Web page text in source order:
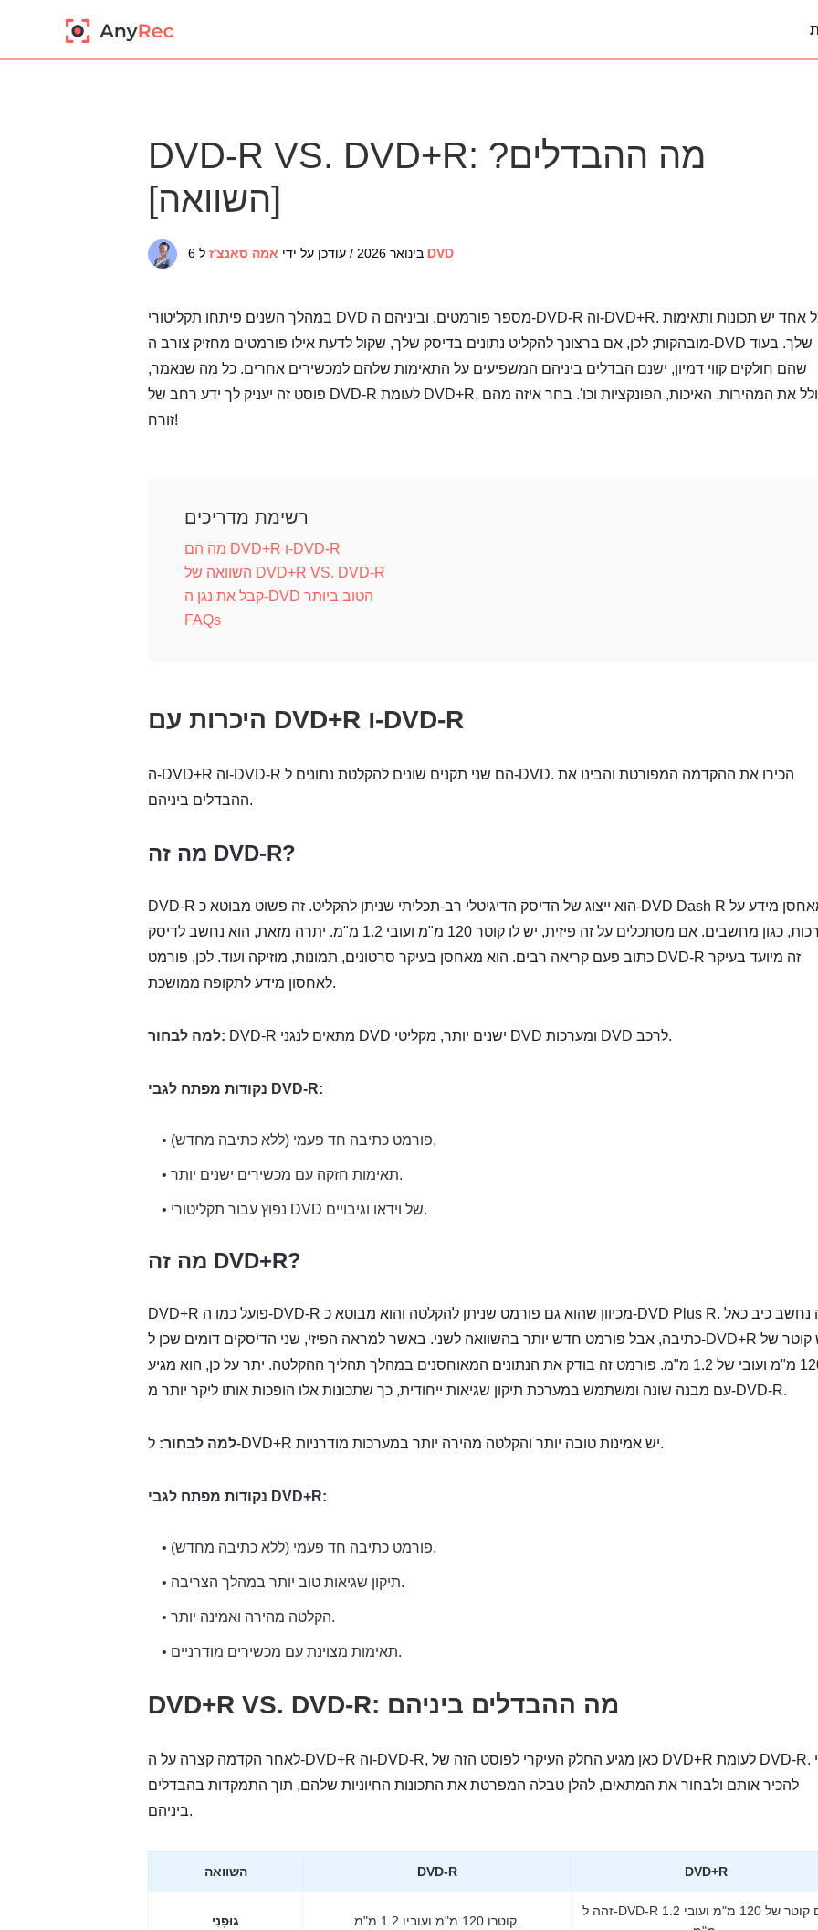
DVD-R VS. DVD+R: מה ההבדלים?
[השוואה]
6 בינואר 2026 / עודכן על ידי אמה סאנצ'ז DVD
במהלך השנים פיתחו תקליטורי DVD מספר פורמטים, וביניהם ה-DVD-R וה-DVD+R. לכל אחד יש תכונות ותאימות
מובהקות; לכן, אם ברצונך להקליט נתונים בדיסק שלך, שקול לדעת אילו פורמטים מחזיק צורב ה-DVD שלך. בעוד
שהם חולקים קווי דמיון, ישנם הבדלים ביניהם המשפיעים על התאימות שלהם למכשירים אחרים. כל מה שנאמר,
פוסט זה יעניק לך ידע רחב של DVD-R לעומת DVD+R, הכולל את המהירות, האיכות, הפונקציות וכו'. בחר איזה מהם
זורח!
רשימת מדריכים
מה הם DVD+R ו-DVD-R
השוואה של DVD+R VS. DVD-R
קבל את נגן ה-DVD הטוב ביותר
FAQs
היכרות עם DVD+R ו-DVD-R
ה-DVD+R וה-DVD-R הם שני תקנים שונים להקלטת נתונים ל-DVD. הכירו את ההקדמה המפורטת והבינו את
ההבדלים ביניהם.
מה זה DVD-R?
DVD-R הוא ייצוג של הדיסק הדיגיטלי רב-תכליתי שניתן להקליט. זה פשוט מבוטא כ-DVD Dash R המאחסן מידע על
מערכות, כגון מחשבים. אם מסתכלים על זה פיזית, יש לו קוטר 120 מ"מ ועובי 1.2 מ"מ. יתרה מזאת, הוא נחשב לדיסק
כתוב פעם קריאה רבים. הוא מאחסן בעיקר סרטונים, תמונות, מוזיקה ועוד. לכן, פורמט DVD-R זה מיועד בעיקר
לאחסון מידע לתקופה ממושכת.
למה לבחור: DVD-R מתאים לנגני DVD ישנים יותר, מקליטי DVD ומערכות DVD לרכב.
נקודות מפתח לגבי DVD-R:
• פורמט כתיבה חד פעמי (ללא כתיבה מחדש).
• תאימות חזקה עם מכשירים ישנים יותר.
• נפוץ עבור תקליטורי DVD של וידאו וגיבויים.
מה זה DVD+R?
DVD+R פועל כמו ה-DVD-R מכיוון שהוא גם פורמט שניתן להקלטה והוא מבוטא כ-DVD Plus R. זה נחשב כיב כאל
כתיבה, אבל פורמט חדש יותר בהשוואה לשני. באשר למראה הפיזי, שני הדיסקים דומים שכן ל-DVD+R יש קוטר של
120 מ"מ ועובי של 1.2 מ"מ. פורמט זה בודק את הנתונים המאוחסנים במהלך תהליך ההקלטה. יתר על כן, הוא מגיע
עם מבנה שונה ומשתמש במערכת תיקון שגיאות ייחודית, כך שתכונות אלו הופכות אותו ליקר יותר מ-DVD-R.
למה לבחור: ל-DVD+R יש אמינות טובה יותר והקלטה מהירה יותר במערכות מודרניות.
נקודות מפתח לגבי DVD+R:
• פורמט כתיבה חד פעמי (ללא כתיבה מחדש).
• תיקון שגיאות טוב יותר במהלך הצריבה.
• הקלטה מהירה ואמינה יותר.
• תאימות מצוינת עם מכשירים מודרניים.
DVD+R VS. DVD-R: מה ההבדלים ביניהם
לאחר הקדמה קצרה על ה-DVD+R וה-DVD-R, כאן מגיע החלק העיקרי לפוסט הזה של DVD+R לעומת DVD-R. כדי
להכיר אותם ולבחור את המתאים, להלן טבלה המפרטת את התכונות החיוניות שלהם, תוך התמקדות בהבדלים
ביניהם.
השוואה DVD-R DVD+R
גוּפָנִי קוטרו 120 מ"מ ועוביו 1.2 מ"מ.
זהה ל-DVD-R עם קוטר של 120 מ"מ ועובי 1.2